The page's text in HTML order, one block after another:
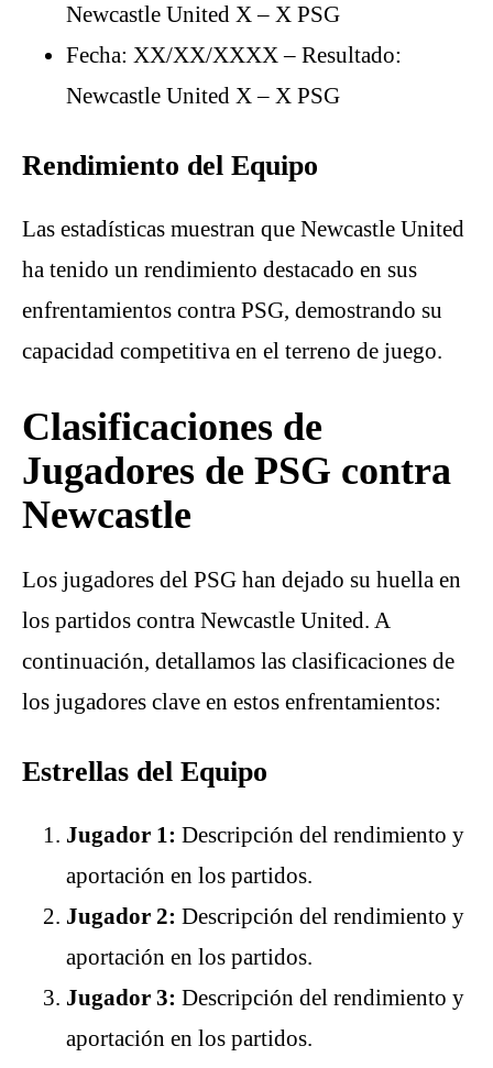
Newcastle United X – X PSG
Fecha: XX/XX/XXXX – Resultado:
Newcastle United X – X PSG
Rendimiento del Equipo
Las estadísticas muestran que Newcastle United
ha tenido un rendimiento destacado en sus
enfrentamientos contra PSG, demostrando su
capacidad competitiva en el terreno de juego.
Clasificaciones de
Jugadores de PSG contra
Newcastle
Los jugadores del PSG han dejado su huella en
los partidos contra Newcastle United. A
continuación, detallamos las clasificaciones de
los jugadores clave en estos enfrentamientos:
Estrellas del Equipo
Jugador 1: Descripción del rendimiento y
aportación en los partidos.
Jugador 2: Descripción del rendimiento y
aportación en los partidos.
Jugador 3: Descripción del rendimiento y
aportación en los partidos.